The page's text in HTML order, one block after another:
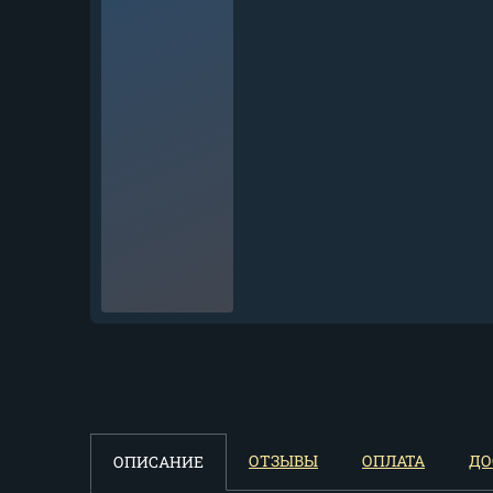
Нож Танто-2 95х18 венге
ОПИСАНИЕ ОТЗЫВЫ ОПЛАТА